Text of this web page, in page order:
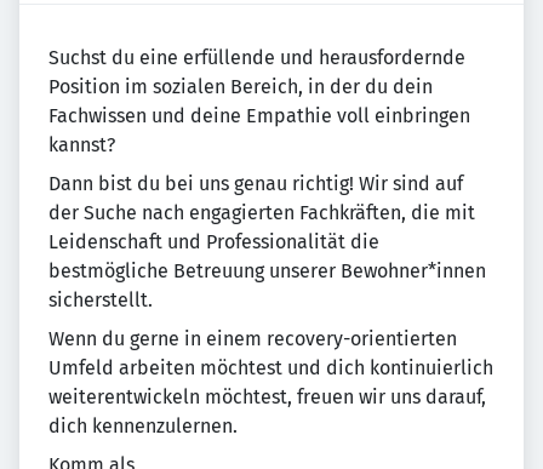
Suchst du eine erfüllende und herausfordernde
Position im sozialen Bereich, in der du dein
Fachwissen und deine Empathie voll einbringen
kannst?
Dann bist du bei uns genau richtig! Wir sind auf
der Suche nach engagierten Fachkräften, die mit
Leidenschaft und Professionalität die
bestmögliche Betreuung unserer Bewohner*innen
sicherstellt.
Wenn du gerne in einem recovery-orientierten
Umfeld arbeiten möchtest und dich kontinuierlich
weiterentwickeln möchtest, freuen wir uns darauf,
dich kennenzulernen.